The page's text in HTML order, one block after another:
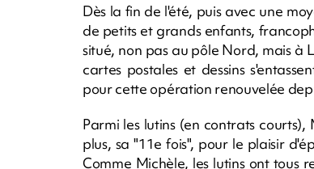
Dès la fin de l'été, puis avec une
de petits et grands enfants,
situé, non pas au pôle Nord, mais à
cartes postales et dessins
pour cette opération renouvelée
Parmi les lutins (en contrats
plus, sa "11e fois", pour le plaisir
Comme Michèle, les lutins ont tous